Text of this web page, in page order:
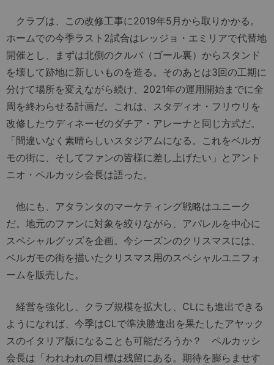
クラブは、この改修工事に2019年5月から取りかかる。
ホームでの今季ラスト2試合はレッジョ・エミリアで代替地
開催とし、まずは北側のクルバ（ゴール裏）からスタンド
を壊して跡地に新しいものを造る。そのあとは3回の工期に
分けて場所を変えながら続け、2021年の運用開始までに全
周を終わらせる計画だ。これは、スタディオ・フリウリを
改修したウディネーゼのダチア・アレーナと同じ方式だ。
「間違いなく素晴らしいスタジアムになる。これをベルガ
モの街に、そしてファンの皆様に差し上げたい」とアント
ニオ・ペルカッシ会長は語った。
他にも、アタランタのマーケティング戦略はユニーク
だ。地元のファンに対象を絞りながら、アパレルを中心に
スペシャルグッズを企画。今シーズンのクリスマスには、
ベルガモの街を描いたクリスマス用のスペシャルユニフォ
ームを販売した。
経営を強化し、クラブ規模を拡大し、CLにも進出できる
ようになれば、今季はCLで準決勝進出を果たしたアヤック
スのイタリア版になることも可能だろうか？ ペルカッシ
会長は「われわれの目標は残留にある。期待を膨らませす